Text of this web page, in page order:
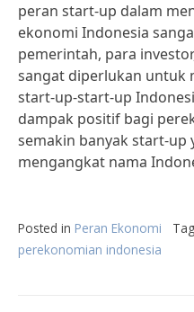
peran start-up dalam
ekonomi Indonesia
pemerintah, para
sangat diperlukan untuk
start-up-start-up
dampak positif bagi
semakin banyak start-up
mengangkat nama
Posted in Peran Ekonomi
perekonomian indonesia